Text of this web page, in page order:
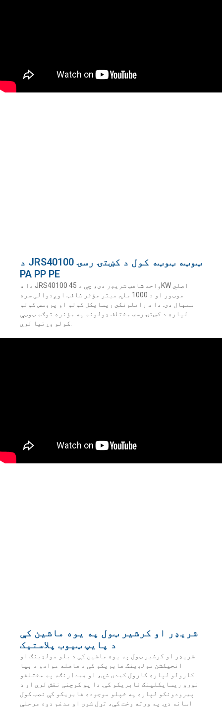
د JRS40100 ټوټه ټوټه کول د کښتۍ رسۍ
PA PP PE
دا د JRS40100 واحد شافټ شریډر دی، چې د 45KW اصلي
موټور او د 1000 ملي میتر مؤثر شافټ اوږدوالی سره
سمبال دی. دا د راتلونکي ریسایکل کولو او پروسس کولو
لپاره د کښتۍ رسۍ مختلف ډولونه په مؤثره توګه ټوټې
شریډر او کرشیر ټول په یوه ماشین کې
د پایپ ټیوب پلاستیک
شریډر او کرشیر ټول په یوه ماشین کې د بلو مولډینګ او
انجیکشن مولډینګ فابریکو کې د فاضله موادو د بیا
کارولو لپاره کارول کیدی شي، او همدارنګه په مختلفو
نورو ریسایکلینګ فابریکو کې. دا یو کوچنی نقش لري او د
پیرودونکو لپاره په خپلو موجوده فابریکو کې نصب کول
اسانه دي. په ورته وخت کې، تړل شوی او مدغم دوه مرحلې